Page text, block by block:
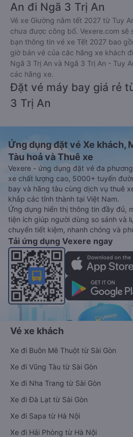
An đi Ngã 3 Trị An
Vé xe Giường nằm tết 2027 từ Tuy
chưa được công bố. Vexere.com sẽ
bạn thông tin vé xe Tết 2027 bao
giờ bán vé của các hãng xe khách
Ngã 3 Trị An và Ngã 3 Trị An - Tuy
các hãng xe.
Đặt vé máy bay giá rẻ
3 Trị An
Ứng dụng đặt vé Xe khách,
Tàu hoả và Thuê xe
Vexere - ứng dụng đặt vé đa
xe chất lượng cao, 5000+ tuyến
bay và hãng tàu cùng dịch vụ thuê
khắp các tỉnh thành tại Việt Nam.
Ứng dụng hiển thị thông tin đầy đủ,
tiện ích giúp người dùng so sánh và
chuyển tiết kiệm, nhanh chóng và
Tải ứng dụng Vexere ngay
Vé xe khách
Xe đi Buôn Mê Thuột từ Sài Gòn
Xe đi Vũng Tàu từ Sài Gòn
Xe đi Nha Trang từ Sài Gòn
Xe đi Đà Lạt từ Sài Gòn
Xe đi Sapa từ Hà Nội
Xe đi Hải Phòng từ Hà Nội